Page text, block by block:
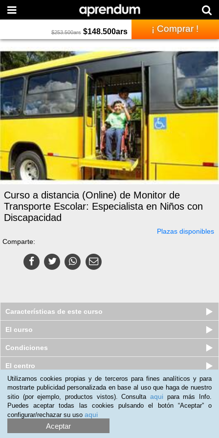
$253.500ars $148.500ars ¡ Comprar !
Curso a distancia (Online) de Monitor de
Transporte Escolar: Especialista en Niños con
Discapacidad
Plazas disponibles
Comparte:
Características de este curso
El curso
Condiciones
El centro
Utilizamos cookies propias y de terceros para fines analíticos y para
mostrarte publicidad personalizada en base al uso que haga de nuestro
sitio (por ejemplo, productos vistos). Consulta aqui para más Info.
Puedes aceptar todas las cookies pulsando el botón “Aceptar” o
configurar/rechazar su uso aqui
Aceptar
Quiénes somos Preguntas frecuentes Atención al Cliente
Promociona tu negocio|Programa de Afiliación
2012-2026 Aprendum